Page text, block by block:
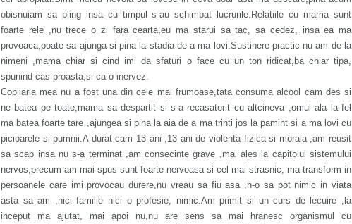
obisnuiam sa pling insa cu timpul s-au schimbat lucrurile.Relatiile cu mama sunt
foarte rele ,nu trece o zi fara cearta,eu ma starui sa tac, sa cedez, insa ea ma
provoaca,poate sa ajunga si pina la stadia de a ma lovi.Sustinere practic nu am de la
nimeni ,mama chiar si cind imi da sfaturi o face cu un ton ridicat,ba chiar tipa,
spunind cas proasta,si ca o inervez.
Copilaria mea nu a fost una din cele mai frumoase,tata consuma alcool cam des si
ne batea pe toate,mama sa despartit si s-a recasatorit cu altcineva ,omul ala la fel
ma batea foarte tare ,ajungea si pina la aia de a ma trinti jos la pamint si a ma lovi cu
picioarele si pumnii.A durat cam 13 ani ,13 ani de violenta fizica si morala ,am reusit
sa scap insa nu s-a terminat ,am consecinte grave ,mai ales la capitolul sistemului
nervos,precum am mai spus sunt foarte nervoasa si cel mai strasnic, ma transform in
persoanele care imi provocau durere,nu vreau sa fiu asa ,n-o sa pot nimic in viata
asta sa am ,nici familie nici o profesie, nimic.Am primit si un curs de lecuire ,la
inceput ma ajutat, mai apoi nu,nu are sens sa mai hranesc organismul cu